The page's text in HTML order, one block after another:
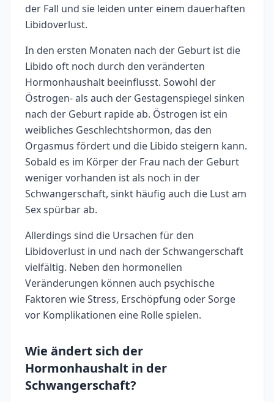
der Fall und sie leiden unter einem dauerhaften
Libidoverlust.
In den ersten Monaten nach der Geburt ist die
Libido oft noch durch den veränderten
Hormonhaushalt beeinflusst. Sowohl der
Östrogen- als auch der Gestagenspiegel sinken
nach der Geburt rapide ab. Östrogen ist ein
weibliches Geschlechtshormon, das den
Orgasmus fördert und die Libido steigern kann.
Sobald es im Körper der Frau nach der Geburt
weniger vorhanden ist als noch in der
Schwangerschaft, sinkt häufig auch die Lust am
Sex spürbar ab.
Allerdings sind die Ursachen für den
Libidoverlust in und nach der Schwangerschaft
vielfältig. Neben den hormonellen
Veränderungen können auch psychische
Faktoren wie Stress, Erschöpfung oder Sorge
vor Komplikationen eine Rolle spielen.
Wie ändert sich der
Hormonhaushalt in der
Schwangerschaft?